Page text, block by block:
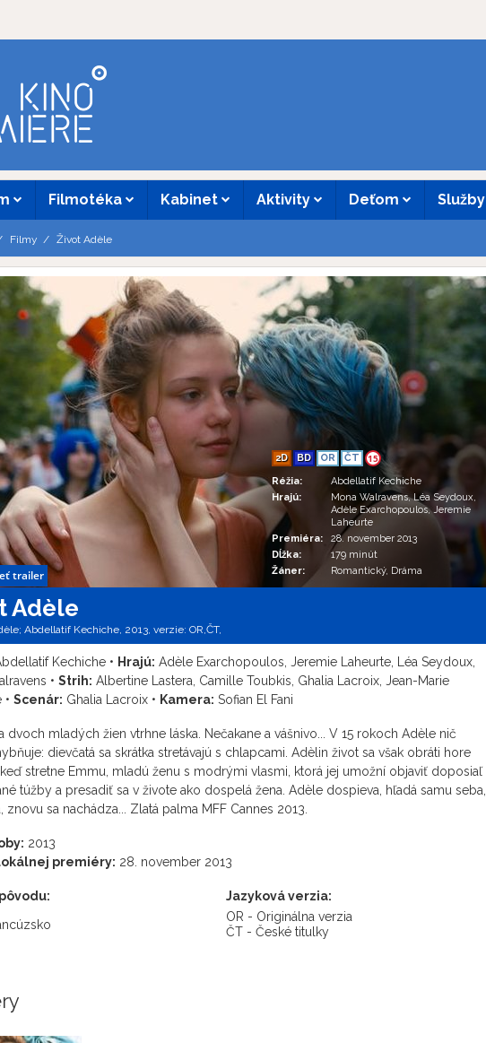
Filmotéka Kabinet Aktivity Deťom Služby
Filmy Život Adèle
trailer
2D BD OR ČT 15
Réžia:
Abdellatif Kechiche
Hrajú:
Mona Walravens, Léa Seydoux,
Adèle Exarchopoulos, Jeremie
Laheurte
Premiéra:
28. november 2013
Dĺžka:
179 minút
Žáner:
Romantický, Dráma
Adèle
Abdellatif Kechiche, 2013, verzie: OR,ČT,
Kechiche • Hrajú: Adèle Exarchopoulos, Jeremie Laheurte, Léa Seydoux,
• Strih: Albertine Lastera, Camille Toubkis, Ghalia Lacroix, Jean-Marie
• Scenár: Ghalia Lacroix • Kamera: Sofian El Fani
dvoch mladých žien vtrhne láska. Nečakane a vášnivo... V 15 rokoch Adèle nič
dievčatá sa skrátka stretávajú s chlapcami. Adèlin život sa však obráti hore
stretne Emmu, mladú ženu s modrými vlasmi, ktorá jej umožní objaviť doposiaľ
túžby a presadiť sa v živote ako dospelá žena. Adèle dospieva, hľadá samu seba,
znovu sa nachádza... Zlatá palma MFF Cannes 2013.
2013
premiéry: 28. november 2013
Jazyková verzia:
OR - Originálna verzia
ČT - České titulky